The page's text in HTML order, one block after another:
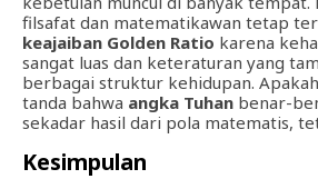
filsafat dan matematikawan tetap
keajaiban Golden Ratio karena
sangat luas dan keteraturan yang
berbagai struktur kehidupan.
tanda bahwa angka Tuhan benar-
sekadar hasil dari pola matematis,
Kesimpulan